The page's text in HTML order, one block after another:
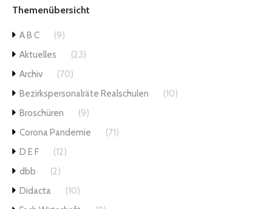
Themenübersicht
A B C
(9)
Aktuelles
(23)
Archiv
(70)
Bezirkspersonalräte Realschulen
(10)
Broschüren
(9)
Corona Pandemie
(71)
D E F
(12)
dbb
(2)
Didacta
(10)